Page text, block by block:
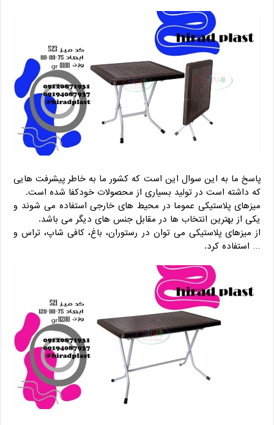
پاسخ ما به این سوال این است که کشور ما به خاطر پیشرفت هایی
که داشته است در تولید بسیاری از محصولات خودکفا شده است.
میزهای پلاستیکی عموما در محیط های خارجی استفاده می شوند و
یکی از بهترین انتخاب ها در مقابل جنس های دیگر می باشد.
از میزهای پلاستیکی می توان در رستوران، باغ، کافی شاپ، تراس و
… استفاده کرد.